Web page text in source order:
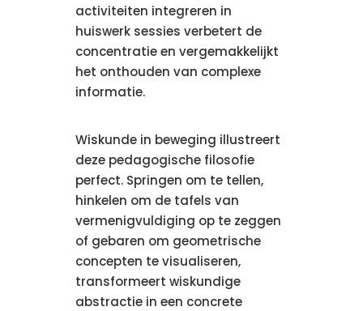
activiteiten integreren in
huiswerk sessies verbetert de
concentratie en vergemakkelijkt
het onthouden van complexe
informatie.
Wiskunde in beweging illustreert
deze pedagogische filosofie
perfect. Springen om te tellen,
hinkelen om de tafels van
vermenigvuldiging op te zeggen
of gebaren om geometrische
concepten te visualiseren,
transformeert wiskundige
abstractie in een concrete